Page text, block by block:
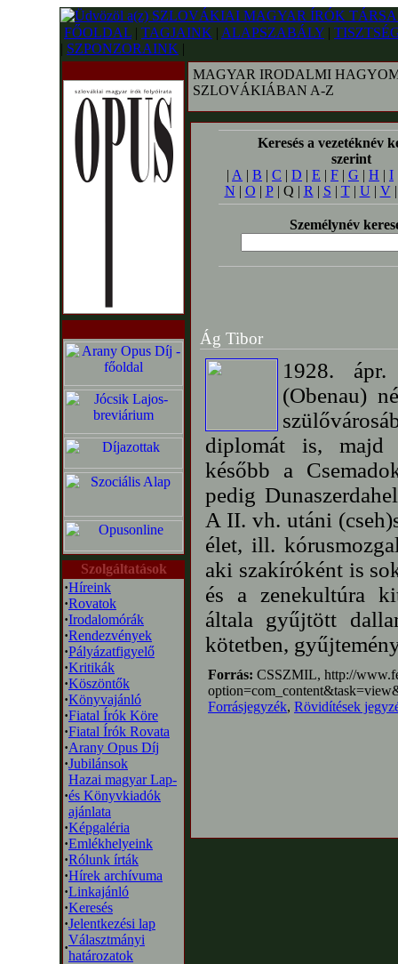
FŐOLDAL | TAGJAINK | ALAPSZABÁLY |
| SZPONZORAINK |
Szolgáltatások
·Híreink
·Rovatok
·Irodalomórák
·Rendezvények
·Pályázatfigyelő
·Kritikák
·Köszöntők
·Könyvajánló
·Fiatal Írók Köre
·Fiatal Írók Rovata
·Arany Opus Díj
·Jubilánsok
·
Hazai magyar Lap-
és Könyvkiadók
ajánlata
·Képgaléria
·Emlékhelyeink
·Rólunk írták
·Hírek archívuma
·Linkajánló
·Keresés
·Jelentkezési lap
·
Választmányi
határozatok
MAGYAR IRODALMI
SZLOVÁKIÁBAN A-Z
Keresés a vezetéknév
szerint
| A | B | C | D | E | F | G | H | I
N | O | P| Q | R | S | T| U | V
Személynév
Ág Tibor
1928.
(Obenau)
diplomát is, majd
később a
pedig
A II. vh. utáni
élet, ill.
aki szakíróként is
és a zenekultúra
általa gyűjtött
kötetben,
Forrás: CSSZMIL, http://
Forrásjegyzék, Rövidítések